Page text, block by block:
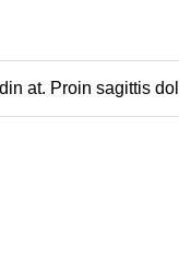
at. Proin sagittis